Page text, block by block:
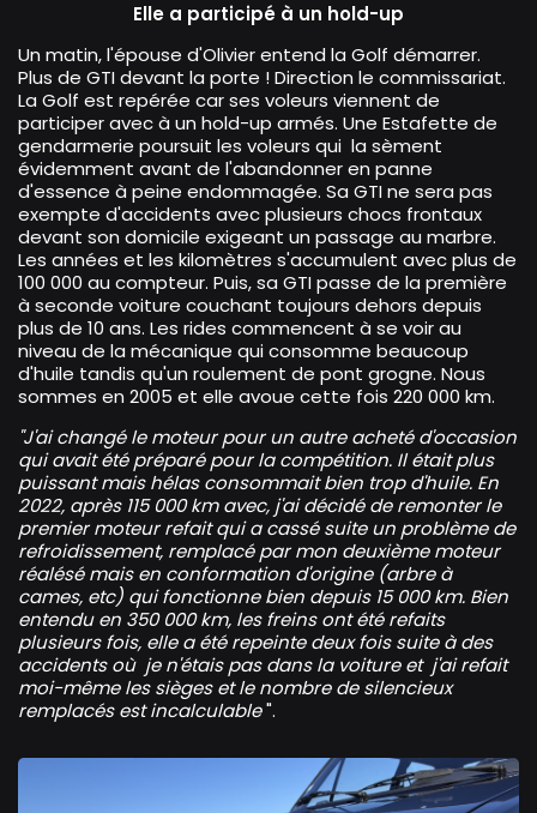
Elle a participé à un hold-up
Un matin, l'épouse d'Olivier entend la Golf démarrer.
Plus de GTI devant la porte ! Direction le commissariat.
La Golf est repérée car ses voleurs viennent de
participer avec à un hold-up armés. Une Estafette de
gendarmerie poursuit les voleurs qui la sèment
évidemment avant de l'abandonner en panne
d'essence à peine endommagée. Sa GTI ne sera pas
exempte d'accidents avec plusieurs chocs frontaux
devant son domicile exigeant un passage au marbre.
Les années et les kilomètres s'accumulent avec plus de
100 000 au compteur. Puis, sa GTI passe de la première
à seconde voiture couchant toujours dehors depuis
plus de 10 ans. Les rides commencent à se voir au
niveau de la mécanique qui consomme beaucoup
d'huile tandis qu'un roulement de pont grogne. Nous
sommes en 2005 et elle avoue cette fois 220 000 km.
"J'ai changé le moteur pour un autre acheté d'occasion
qui avait été préparé pour la compétition. Il était plus
puissant mais hélas consommait bien trop d'huile. En
2022, après 115 000 km avec, j'ai décidé de remonter le
premier moteur refait qui a cassé suite un problème de
refroidissement, remplacé par mon deuxième moteur
réalésé mais en conformation d'origine (arbre à
cames, etc) qui fonctionne bien depuis 15 000 km. Bien
entendu en 350 000 km, les freins ont été refaits
plusieurs fois, elle a été repeinte deux fois suite à des
accidents où je n'étais pas dans la voiture et j'ai refait
moi-même les sièges et le nombre de silencieux
remplacés est incalculable".